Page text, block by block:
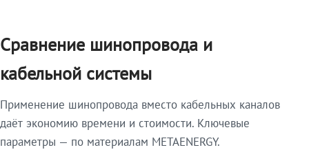
Сравнение шинопровода и
кабельной системы
Применение шинопровода вместо кабельных каналов
даёт экономию времени и стоимости. Ключевые
параметры — по материалам METAENERGY.